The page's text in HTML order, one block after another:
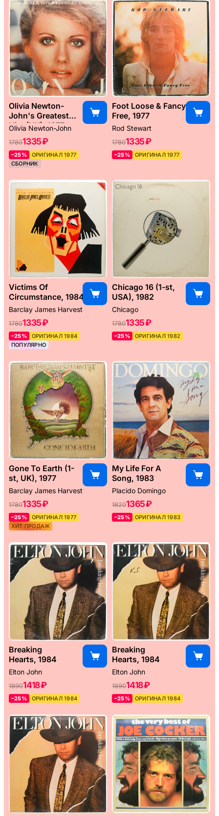
Olivia Newton-
John's Greatest
Hits (UK), 1977
Olivia Newton-John
17801335 ₽
–25%
ОРИГИНАЛ 1977
СБОРНИК
Foot Loose & Fancy
Free, 1977
Rod Stewart
17801335 ₽
–25% ОРИГИНАЛ 1977
Victims Of
Circumstance, 1984
Barclay James Harvest
17801335 ₽
–25%
ОРИГИНАЛ 1984
ПОПУЛЯРНО
Chicago 16 (1-st,
USA), 1982
Chicago
17801335 ₽
–25% ОРИГИНАЛ 1982
Gone To Earth (1-
st, UK), 1977
Barclay James Harvest
17801335 ₽
–25%
ОРИГИНАЛ 1977
ХИТ ПРОДАЖ
My Life For A
Song, 1983
Placido Domingo
18201365 ₽
–25% ОРИГИНАЛ 1983
Breaking
Hearts, 1984
Elton John
18901418 ₽
–25% ОРИГИНАЛ 1984
Breaking
Hearts, 1984
Elton John
18901418 ₽
–25% ОРИГИНАЛ 1984